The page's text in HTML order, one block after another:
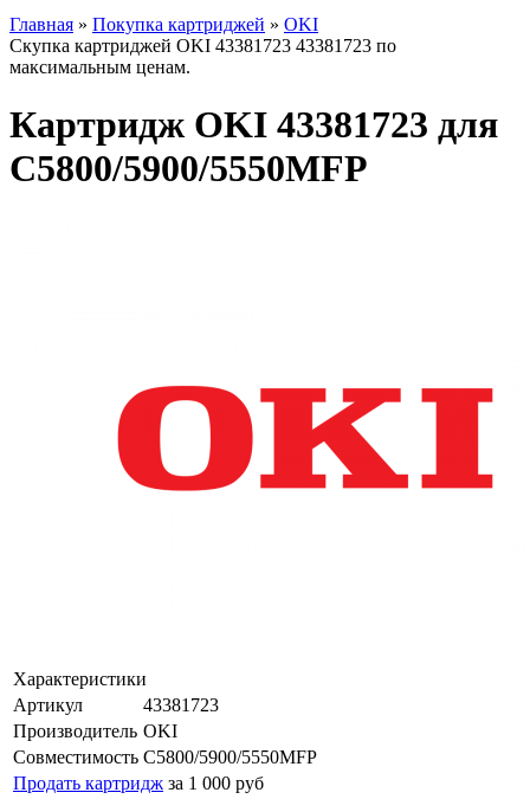
Главная » Покупка картриджей » OKI
Скупка картриджей OKI 43381723 43381723 по
максимальным ценам.
Картридж OKI 43381723 для
C5800/5900/5550MFP
Характеристики
Артикул
43381723
Производитель OKI
Совместимость C5800/5900/5550MFP
Продать картридж за 1 000 руб